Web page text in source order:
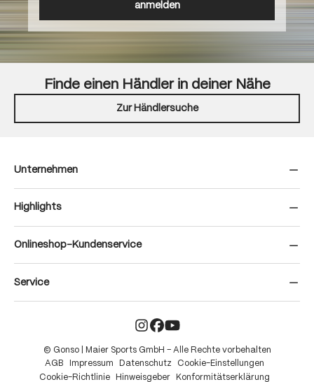
anmelden
Finde einen Händler in deiner Nähe
Zur Händlersuche
Unternehmen
Highlights
Onlineshop-Kundenservice
Service
© Gonso | Maier Sports GmbH – Alle Rechte vorbehalten
AGB
Impressum Datenschutz
Cookie-Einstellungen
Cookie-Richtlinie
Hinweisgeber Konformitätserklärung